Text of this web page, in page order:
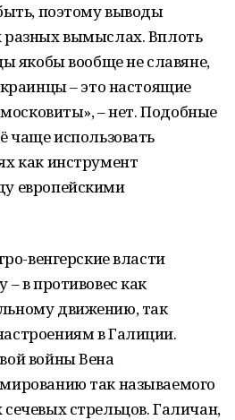
поэтому выводы
разных вымыслах. Вплоть
якобы вообще не славяне,
– это настоящие
– нет. Подобные
чаще использовать
как инструмент
европейскими
венгерские власти
в противовес как
движению, так
в Галиции.
войны Вена
так называемого
стрельцов. Галичан,